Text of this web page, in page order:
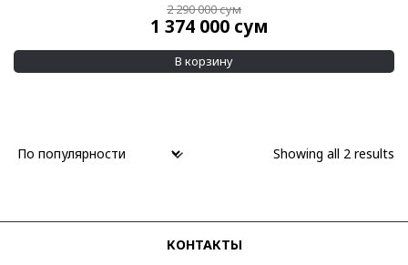
2 290 000сум
1 374 000 сум
В корзину
Showing all 2 results
КОНТАКТЫ